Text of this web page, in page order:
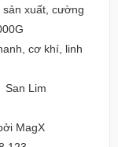
xuất, cường
cơ khí, linh
San Lim
MagX